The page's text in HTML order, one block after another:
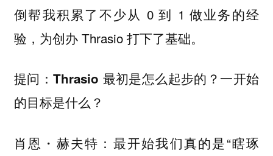
倒帮我积累了不少从 0 到 1 做业务的经
验，为创办 Thrasio 打下了基础。
提问：Thrasio 最初是怎么起步的？一开始
的目标是什么？
肖恩・赫夫特： 最开始我们真的是“瞎琢